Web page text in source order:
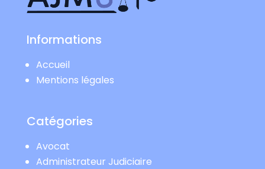
Informations
Accueil
Mentions légales
Catégories
Avocat
Administrateur Judiciaire